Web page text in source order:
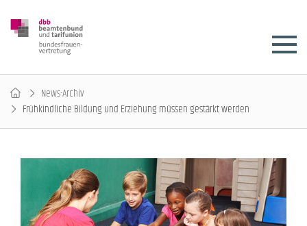
News-Archiv
Frühkindliche Bildung und Erziehung müssen gestärkt werden